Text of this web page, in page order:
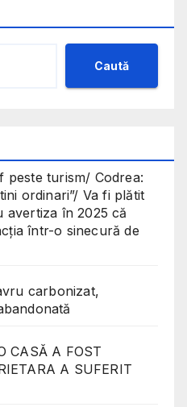
Caută
peste turism/ Codrea:
ordinari”/ Va fi plătit
avertiza în 2025 că
într-o sinecură de
carbonizat,
CASĂ A FOST
A SUFERIT